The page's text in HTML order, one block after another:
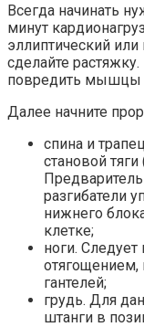
Всегда начинать
минут
эллиптический
сделайте
повредить мышцы
Далее начните
спина и
становой
разгибатели
нижнего
клетке;
ноги.
гантелей;
грудь. Для
штанги в